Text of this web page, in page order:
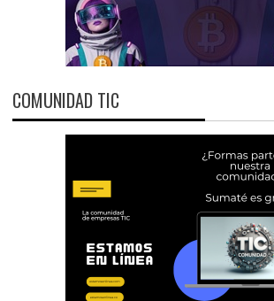
COMUNIDAD TIC